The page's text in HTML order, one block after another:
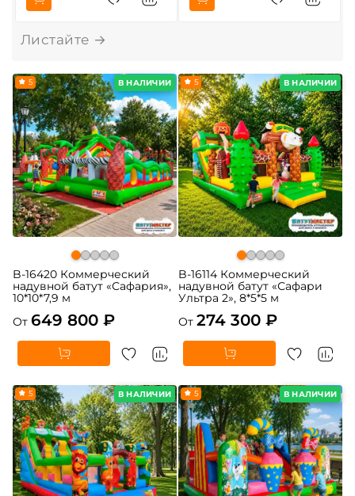
В НАЛИЧИИ
5
B-16420 Коммерческий
надувной батут «Сафария»,
10*10*7,9 м
От 649 800 ₽
В НАЛИЧИИ
5
B-16114 Коммерческий
надувной батут «Сафари
Ультра 2», 8*5*5 м
От 274 300 ₽
В НАЛИЧИИ
5 В НАЛИЧИИ
5